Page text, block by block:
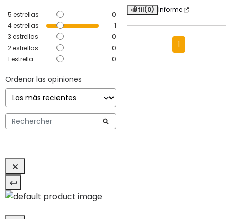
5 estrellas
0
4estrellas
1
3 estrellas
0
2estrellas
0
1 estrella 0
Ordenar las opiniones
Útil(0) Informe
1